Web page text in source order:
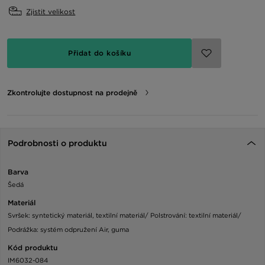
Zjistit velikost
Přidat do košíku
Zkontrolujte dostupnost na prodejně
Podrobnosti o produktu
Barva
Šedá
Materiál
Svršek: syntetický materiál, textilní materiál/ Polstrování: textilní materiál/
Podrážka: systém odpružení Air, guma
Kód produktu
IM6032-084